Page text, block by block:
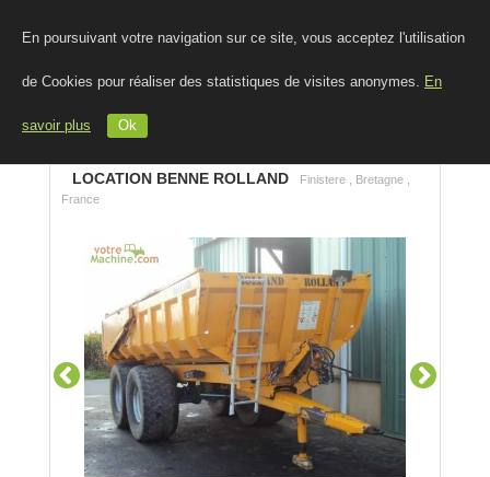
En poursuivant votre navigation sur ce site, vous acceptez l'utilisation
de Cookies pour réaliser des statistiques de visites anonymes. En
savoir plus Ok
LOCATION BENNE ROLLAND
Finistere , Bretagne ,
France